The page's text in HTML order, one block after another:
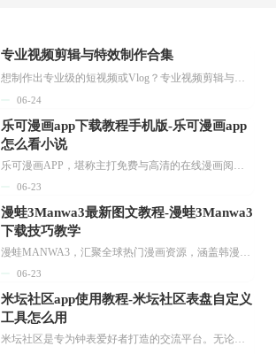
专业视频剪辑与特效制作合集
06-24
乐可漫画app下载教程手机版-乐可漫画app
怎么看小说
乐可漫画APP，堪称主打免费与高清的在线漫画阅读神器。其官方版提供海量完整版漫画资源，无论是国内漫画，还是日漫、韩漫、台漫、美漫等国外漫画，应有尽有，随时供你阅读。只需轻点一下，便能直接进入阅读界面。不仅如此，乐可漫画最新版本更新速度极快，在这里，你总能抢先看到全网一手漫画章节内容！...
06-23
漫蛙3Manwa3最新图文教程-漫蛙3Manwa3
下载技巧教学
漫蛙MANWA3，汇聚全球热门漫画资源，涵盖韩漫、欧美漫画、国漫等多种类型，题材丰富多样，全方位满足用户阅读喜好。它不仅是阅读平台，更是创作平台，为广大用户打造零门槛创作环境。...
06-23
米坛社区app使用教程-米坛社区表盘自定义
工具怎么用
米坛社区是专为钟表爱好者打造的交流平台。无论你是初涉钟表领域的普通爱好者，还是拥有多年收藏经验的资深玩家，都能在此找到属于自己的天地。 无需注册，就能轻松参与其中。通过专业的讨论论坛与丰富的交互功能，你可与世界各地的钟表爱好者畅快交流。若你钟情于钟表，米坛社区无疑是值得一试的理想之选。在这里，你能获取最新的手表资讯，交流见解，提升鉴赏品味，让每一块手表都成为收藏故事中重要的一部分。感兴趣的朋友，不要错过下载机会。...